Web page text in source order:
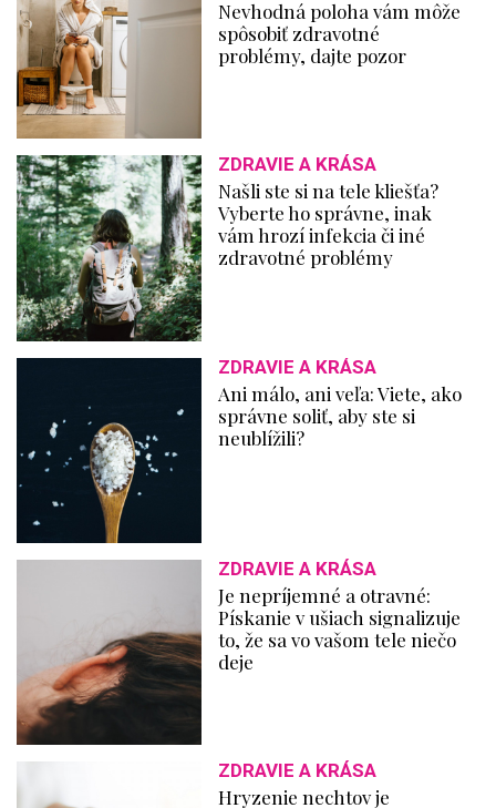
Nevhodná poloha vám môže
spôsobiť zdravotné
problémy, dajte pozor
ZDRAVIE A KRÁSA
Našli ste si na tele kliešťa?
Vyberte ho správne, inak
vám hrozí infekcia či iné
zdravotné problémy
ZDRAVIE A KRÁSA
Ani málo, ani veľa: Viete, ako
správne soliť, aby ste si
neublížili?
ZDRAVIE A KRÁSA
Je nepríjemné a otravné:
Pískanie v ušiach signalizuje
to, že sa vo vašom tele niečo
deje
ZDRAVIE A KRÁSA
Hryzenie nechtov je